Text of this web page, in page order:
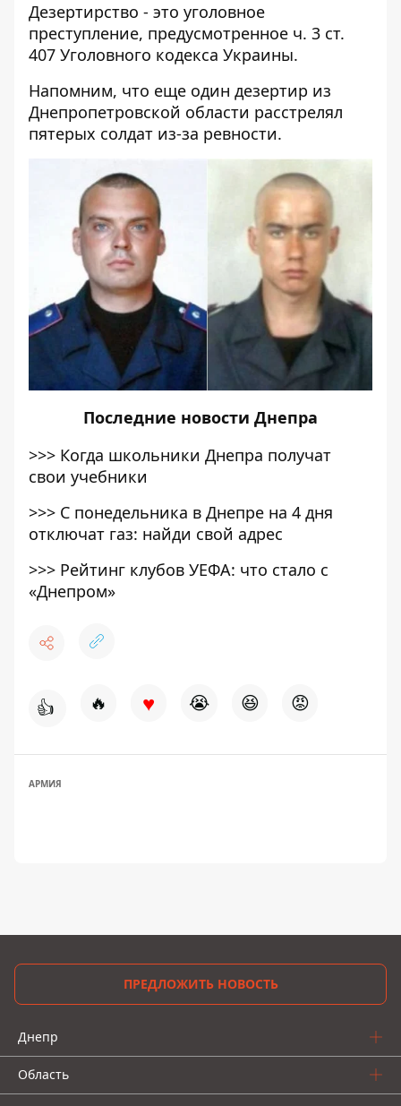
Дезертирство - это уголовное
преступление, предусмотренное ч. 3 ст.
407 Уголовного кодекса Украины.
Напомним, что еще один дезертир из
Днепропетровской области расстрелял
пятерых солдат из-за ревности.
Последние новости Днепра
>>> Когда школьники Днепра получат
свои учебники
>>> С понедельника в Днепре на 4 дня
отключат газ: найди свой адрес
>>> Рейтинг клубов УЕФА: что стало с
«Днепром»
👍 🔥 ♥ 😭 😆 😡
АРМИЯ
ПРЕДЛОЖИТЬ НОВОСТЬ
Днепр
Область